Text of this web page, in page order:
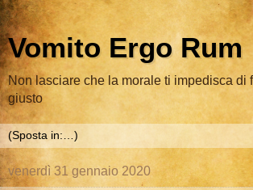
Vomito Ergo Rum
Non lasciare che la morale ti impedisca di
giusto
venerdì 31 gennaio 2020